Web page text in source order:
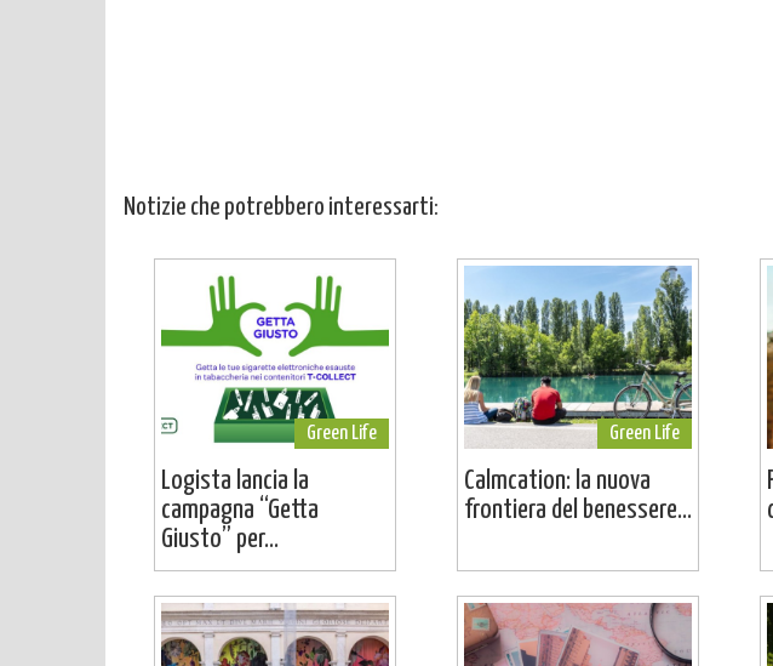
Notizie che potrebbero interessarti:
Green Life
Logista lancia la
campagna “Getta
Giusto” per...
Green Life
Calmcation: la nuova
frontiera del benessere...